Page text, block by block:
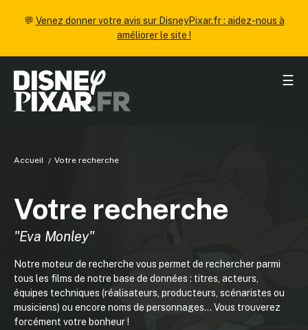
💬 Venez donner votre avis sur DisneyPixar.fr : aidez-nous à
améliorer le site !
☰
Accueil Votre recherche
Votre recherche
"Eva Monley"
Notre moteur de recherche vous permet de rechercher parmi
tous les films de notre base de données : titres, acteurs,
équipes techniques (réalisateurs, producteurs, scénaristes ou
musiciens) ou encore noms de personnages... Vous trouverez
forcément votre bonheur !